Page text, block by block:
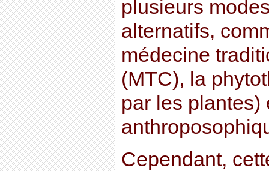
plusieurs
alternatifs,
médecine
(MTC), la
par les plantes)
Cependant,